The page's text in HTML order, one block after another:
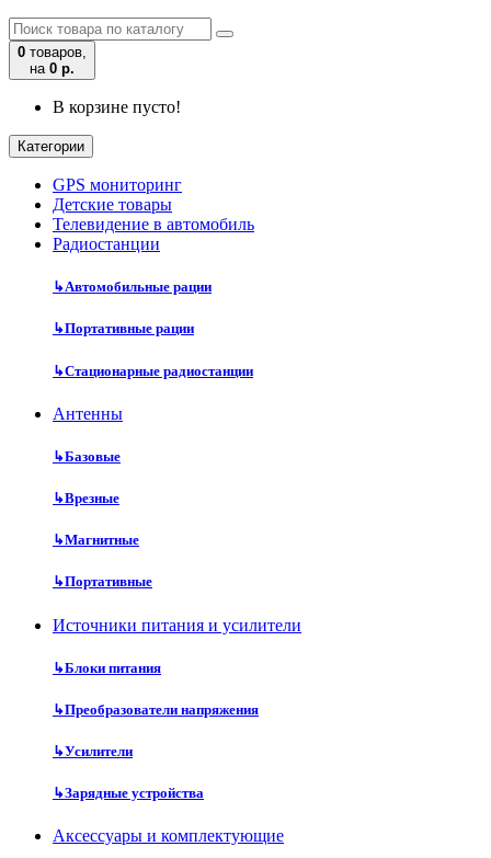
0 товаров,
на 0 р.
В корзине пусто!
Категории
GPS мониторинг
Детские товары
Телевидение в автомобиль
Радиостанции
↳Автомобильные рации
↳Портативные рации
↳Стационарные радиостанции
Антенны
↳Базовые
↳Врезные
↳Магнитные
↳Портативные
Источники питания и усилители
↳Блоки питания
↳Преобразователи напряжения
↳Усилители
↳Зарядные устройства
Аксессуары и комплектующие